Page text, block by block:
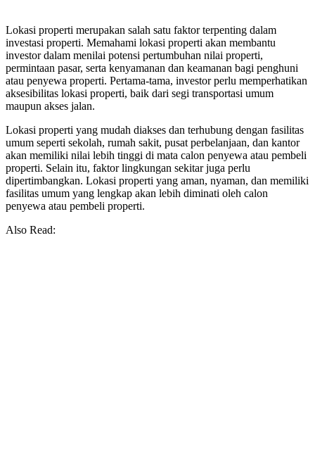
Lokasi properti merupakan salah satu faktor terpenting dalam
investasi properti. Memahami lokasi properti akan membantu
investor dalam menilai potensi pertumbuhan nilai properti,
permintaan pasar, serta kenyamanan dan keamanan bagi penghuni
atau penyewa properti. Pertama-tama, investor perlu memperhatikan
aksesibilitas lokasi properti, baik dari segi transportasi umum
maupun akses jalan.
Lokasi properti yang mudah diakses dan terhubung dengan fasilitas
umum seperti sekolah, rumah sakit, pusat perbelanjaan, dan kantor
akan memiliki nilai lebih tinggi di mata calon penyewa atau pembeli
properti. Selain itu, faktor lingkungan sekitar juga perlu
dipertimbangkan. Lokasi properti yang aman, nyaman, dan memiliki
fasilitas umum yang lengkap akan lebih diminati oleh calon
penyewa atau pembeli properti.
Also Read: